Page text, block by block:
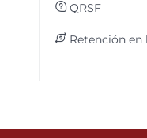
QRSF
Retención en